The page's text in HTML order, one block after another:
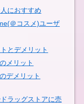
におすすめ
＠コスメ)ユーザ
とデメリット
メリット
デメリット
ラッグストアに売